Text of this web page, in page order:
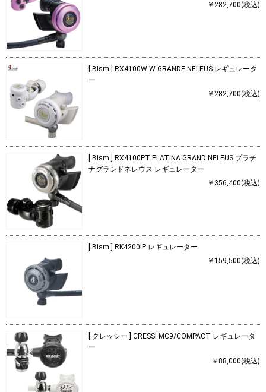
￥282,700(税込)
[ Bism ] RX4100W W GRANDE NELEUS レギュレータ
ー
￥282,700(税込)
[ Bism ] RX4100PT PLATINA GRAND NELEUS プラチ
ナグランドネレウス レギュレーター
￥356,400(税込)
[ Bism ] RK4200IP レギュレーター
￥159,500(税込)
[ クレッシー ] CRESSI MC9/COMPACT レギュレータ
ー
￥88,000(税込)